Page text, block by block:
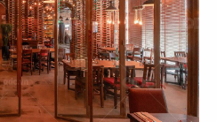
84
SUSHI SAKURA
CN Cần Thơ